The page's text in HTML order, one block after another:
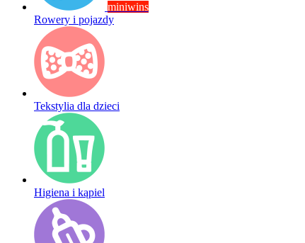
miniwins
Rowery i pojazdy
Tekstylia dla dzieci
Higiena i kąpiel